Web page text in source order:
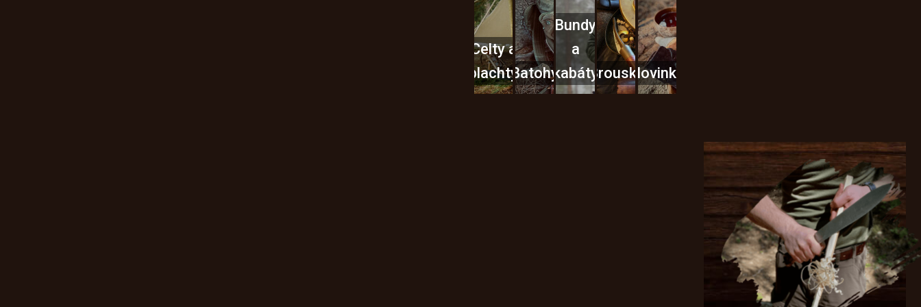
Celty a
plachtyBatohy
Bundy
a
kabátyBrouskyNovinky